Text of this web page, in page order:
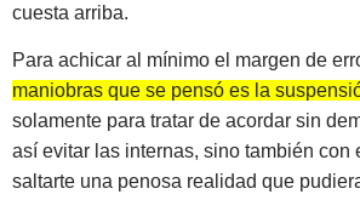
cuesta arriba.
Para achicar al mínimo el margen de
maniobras que se pensó es la
solamente para tratar de acordar sin
así evitar las internas, sino también con
saltarte una penosa realidad que